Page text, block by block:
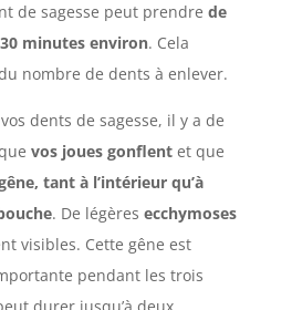
de sagesse peut prendre de
minutes environ. Cela
nombre de dents à enlever.
dents de sagesse, il y a de
vos joues gonflentet que
tant à l’intérieur qu’à
. De légères ecchymoses
visibles. Cette gêne est
pendant les trois